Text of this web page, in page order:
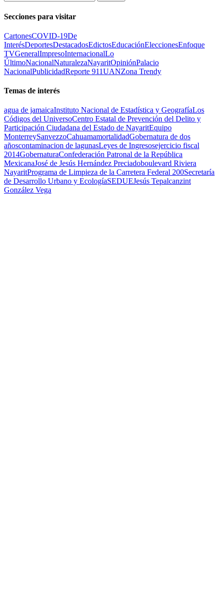
Secciones para visitar
CartonesCOVID-19De
InterésDeportesDestacadosEdictosEducaciónEleccionesEnfoque
TVGeneralImpresoInternacionalLo
ÚltimoNacionalNaturalezaNayaritOpiniónPalacio
NacionalPublicidadReporte 911UANZona Trendy
Temas de interés
agua de jamaicaInstituto Nacional de Estadística y GeografíaLos
Códigos del UniversoCentro Estatal de Prevención del Delito y
Participación Ciudadana del Estado de NayaritEquipo
MonterreySanvezzoCahuamamortalidadGobernatura de dos
añoscontaminacion de lagunasLeyes de Ingresosejercicio fiscal
2014GobernaturaConfederación Patronal de la República
MexicanaJosé de Jesús Hernández Preciadoboulevard Riviera
NayaritPrograma de Limpieza de la Carretera Federal 200Secretaría
de Desarrollo Urbano y EcologíaSEDUEJesús Tepalcanzint
González Vega